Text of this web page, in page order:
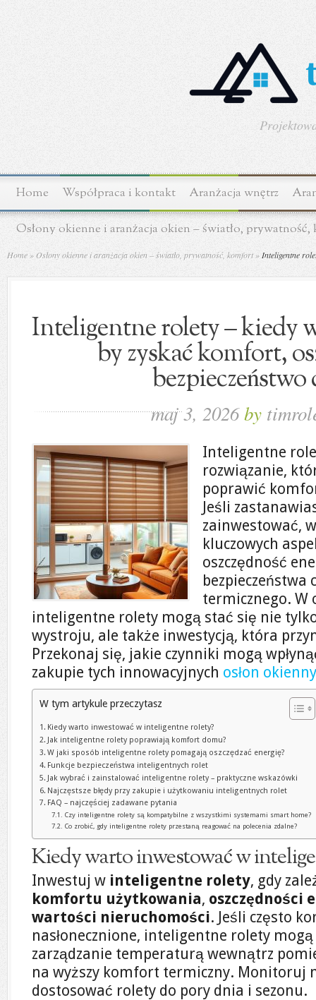
Home Współpraca i kontakt Aranżacja wnętrz
Osłony okienne i aranżacja okien – światło,
Home » Osłony okienne i aranżacja okien – światło, prywatność, komfort » Inteligentne
Inteligentne rolety – kiedy
by zyskać komfort,
maj 3, 2026by
Inteligentne
rozwiązanie,
poprawić
Jeśli
zainwestować,
kluczowych
oszczędność
termicznego. W
inteligentne rolety mogą stać się nie
wystroju, ale także inwestycją, która
Przekonaj się, jakie czynniki mogą
zakupie tych innowacyjnych osłon
W tym artykule przeczytasz
Kiedy warto inwestować w inteligentne rolety?
Jak inteligentne rolety poprawiają komfort domu?
W jaki sposób inteligentne rolety pomagają oszczędzać energię?
Funkcje bezpieczeństwa inteligentnych rolet
Jak wybrać i zainstalować inteligentne rolety – praktyczne wskazówki
Najczęstsze błędy przy zakupie i użytkowaniu inteligentnych rolet
FAQ – najczęściej zadawane pytania
Czy inteligentne rolety są kompatybilne z wszystkimi systemami smart home?
Co zrobić, gdy inteligentne rolety przestaną reagować na polecenia zdalne?
Kiedy warto inwestować w
Inwestuj w inteligentne rolety, gdy
komfortu użytkowania, oszczędności
wartości nieruchomości. Jeśli często
nasłonecznione, inteligentne rolety mogą
zarządzanie temperaturą wewnątrz
na wyższy komfort termiczny. Monitoruj
dostosować rolety do pory dnia i sezonu.